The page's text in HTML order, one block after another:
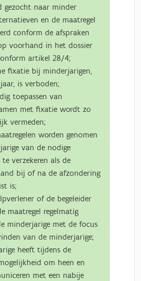
gezocht naar minder
en de maatregel
conform de afspraken
voorhand in het dossier
artikel 28/4;
fixatie bij minderjarigen,
is verboden;
toepassen van
met fixatie wordt zo
vermeden;
worden genomen
van de nodige
te verzekeren als de
bij of na de afzondering
is;
of de begeleider
maatregel regelmatig
minderjarige met de focus
van de minderjarige;
heeft tijdens de
om heen en
met een nabije